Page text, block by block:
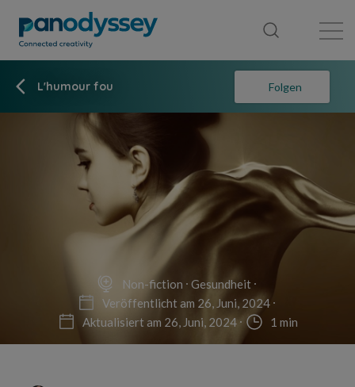
L'humour fou Folgen
Non-fiction
Gesundheit
Veröffentlicht am 26, Juni, 2024
Aktualisiert am 26, Juni, 2024
1 min